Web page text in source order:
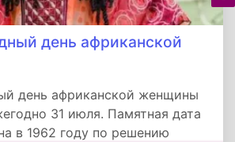
день африканской
день африканской женщины
31 июля. Памятная дата
в 1962 году по решению